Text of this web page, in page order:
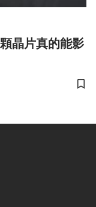
晶片真的能影
儲